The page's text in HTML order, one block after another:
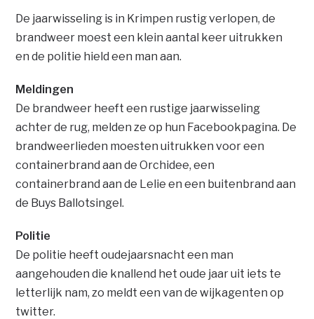
De jaarwisseling is in Krimpen rustig verlopen, de
brandweer moest een klein aantal keer uitrukken
en de politie hield een man aan.
Meldingen
De brandweer heeft een rustige jaarwisseling
achter de rug, melden ze op hun Facebookpagina. De
brandweerlieden moesten uitrukken voor een
containerbrand aan de Orchidee, een
containerbrand aan de Lelie en een buitenbrand aan
de Buys Ballotsingel.
Politie
De politie heeft oudejaarsnacht een man
aangehouden die knallend het oude jaar uit iets te
letterlijk nam, zo meldt een van de wijkagenten op
twitter.